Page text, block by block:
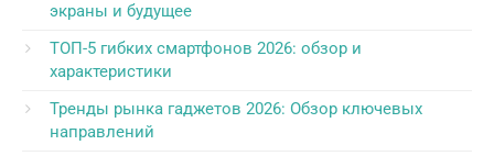
экраны и будущее
ТОП-5 гибких смартфонов 2026: обзор и
характеристики
Тренды рынка гаджетов 2026: Обзор ключевых
направлений